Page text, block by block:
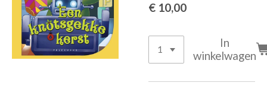
€ 10,00
In
winkelwagen